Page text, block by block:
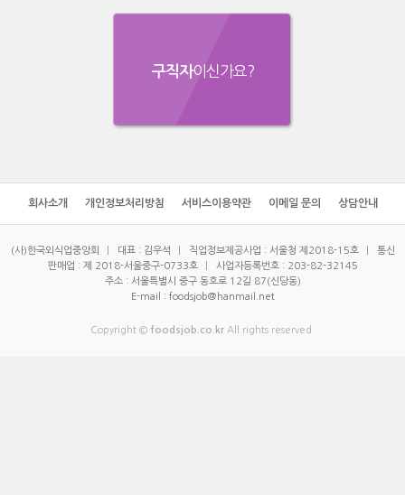
구직자이신가요?
회사소개 개인정보처리방침 서비스이용약관 이메일 문의 상담안내
(사)한국외식업중앙회 대표 : 김우석 직업정보제공사업 : 서울청 제2018-15호
통신
판매업 : 제 2018-서울중구-0733호
사업자등록번호 : 203-82-32145
주소 : 서울특별시 중구 동호로 12길 87(신당동)
E-mail : foodsjob@hanmail.net
Copyright © foodsjob.co.kr All rights reserved.